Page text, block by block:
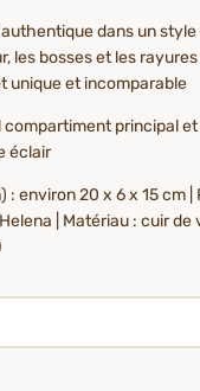
dans un
les bosses et les
unique et incomparable
compartiment principal
éclair
: environ 20 x 6 x 15 cm |
| Matériau : cuir de